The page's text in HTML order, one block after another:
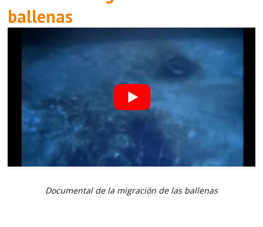
ballenas
Documental de la migración de las ballenas